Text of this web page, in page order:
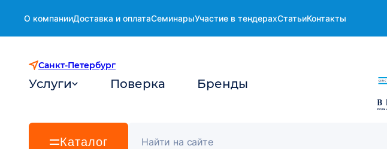
О компанииДоставка и оплатаСеминарыУчастие в тендерахСтатьиКонтакты
Санкт-Петербург
Услуги Поверка Бренды
Каталог